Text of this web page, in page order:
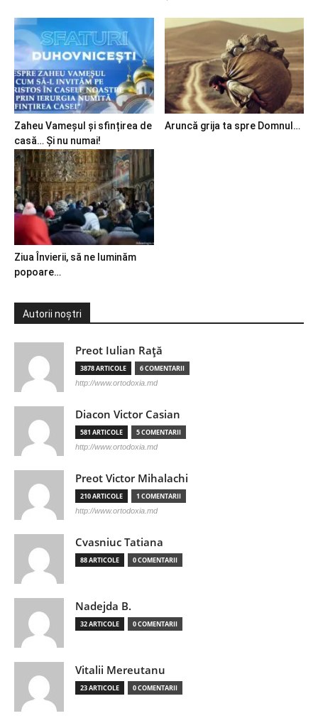
Zaheu Vameșul și sfințirea de
casă… Și nu numai!
Aruncă grija ta spre Domnul…
Ziua Învierii, să ne luminăm
popoare…
Autorii noștri
Preot Iulian Raţă
3878 ARTICOLE 6 COMENTARII
http://www.ortodoxia.md
Diacon Victor Casian
581 ARTICOLE 5 COMENTARII
http://www.ortodoxia.md
Preot Victor Mihalachi
210 ARTICOLE 1 COMENTARII
http://www.ortodoxia.md
Cvasniuc Tatiana
88 ARTICOLE 0 COMENTARII
Nadejda B.
32 ARTICOLE 0 COMENTARII
Vitalii Mereutanu
23 ARTICOLE 0 COMENTARII